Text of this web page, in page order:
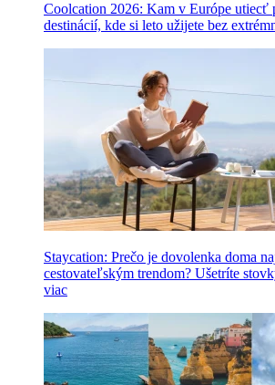
Coolcation 2026: Kam v Európe utiecť
destinácií, kde si leto užijete bez
Staycation: Prečo je dovolenka doma
cestovateľským trendom? Ušetríte
viac